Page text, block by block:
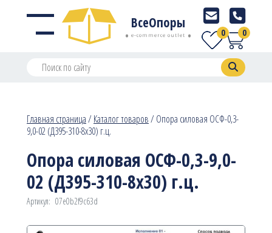
ВсеОпоры
e-commerce outlet 0
0
Главная страница/Каталог товаров/Опора силовая ОСФ-0,3-
9,0-02 (Д395-310-8х30) г.ц.
Опора силовая ОСФ-0,3-9,0-
02 (Д395-310-8х30) г.ц.
Артикул: 07e0b2f9c63d